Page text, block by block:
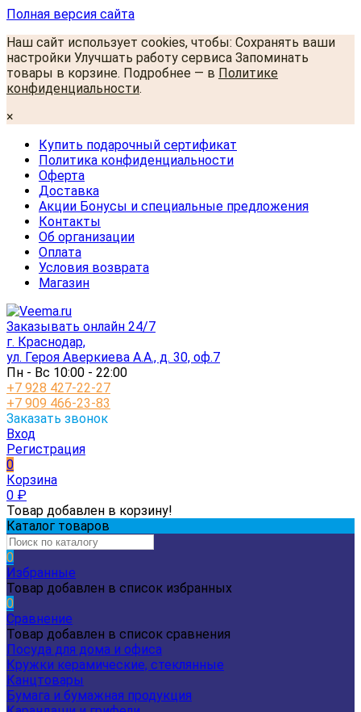
Полная версия сайта
Наш сайт использует cookies, чтобы: Сохранять ваши
настройки Улучшать работу сервиса Запоминать
товары в корзине. Подробнее — в Политике
конфиденциальности.
×
Купить подарочный сертификат
Политика конфиденциальности
Оферта
Доставка
Акции Бонусы и специальные предложения
Контакты
Об организации
Оплата
Условия возврата
Магазин
Заказывать онлайн 24/7
г. Краснодар,
ул. Героя Аверкиева А.А., д. 30, оф.7
Пн - Вс 10:00 - 22:00
+7 928 427-22-27
+7 909 466-23-83
Заказать звонок
Вход
Регистрация
0
Корзина
0 ₽
Товар добавлен в корзину!
Каталог товаров
0
Избранные
Товар добавлен в список избранных
0
Сравнение
Товар добавлен в список сравнения
Посуда для дома и офиса
Кружки керамические, стеклянные
Канцтовары
Бумага и бумажная продукция